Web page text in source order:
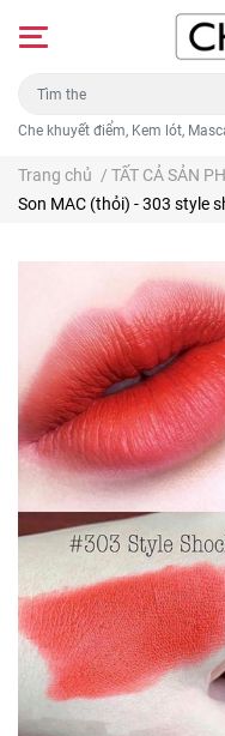
Che khuyết điểm, Kem lót,
Trang chủ / TẤT CẢ SẢN
Son MAC (thỏi) - 303 style